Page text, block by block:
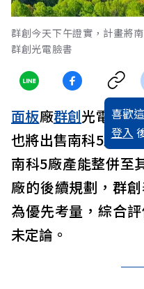
群創今天下午證實，計畫將
群創光電臉書
喜歡
登入
面板廠群創光電繼出
也將出售南科5廠，
南科5廠產能整併至
廠的後續規劃，群
為優先考量，綜合
未定論。